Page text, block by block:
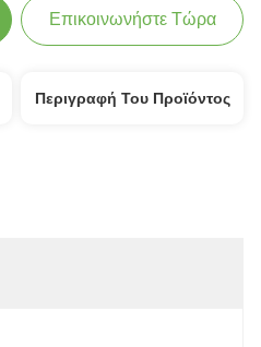
Επικοινωνήστε Τώρα
Περιγραφή Του Προϊόντος